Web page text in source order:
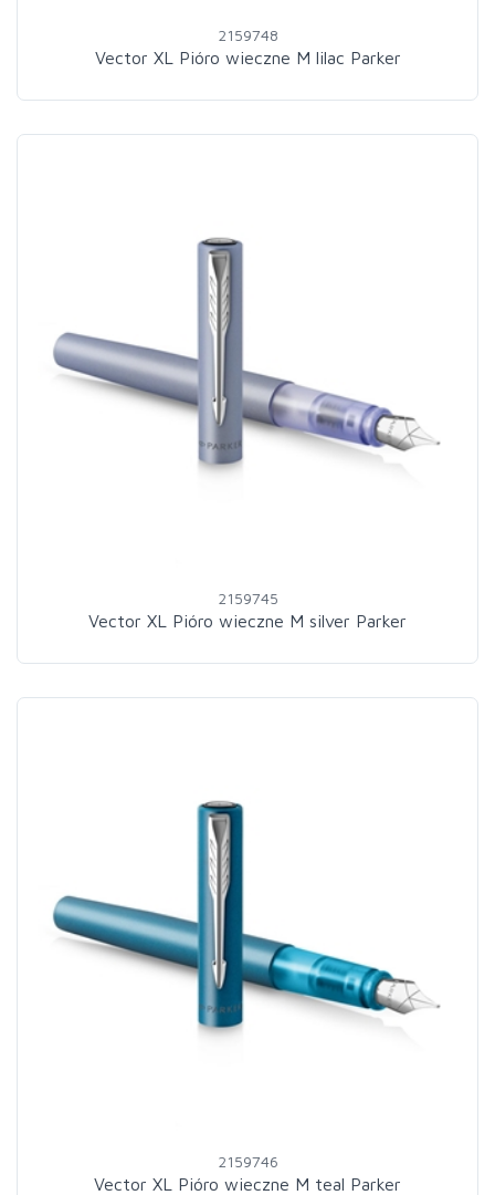
2159748
Vector XL Pióro wieczne M lilac Parker
2159745
Vector XL Pióro wieczne M silver Parker
2159746
Vector XL Pióro wieczne M teal Parker